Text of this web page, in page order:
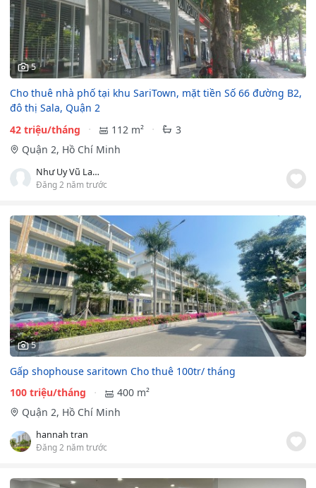
5
Cho thuê nhà phố tại khu SariTown, mặt tiền Số 66 đường B2,
đô thị Sala, Quận 2
42 triệu/tháng
112 m²
3
Quận 2, Hồ Chí Minh
Như Uy Vũ Land
Đăng 2 năm trước
5
Gấp shophouse saritown Cho thuê 100tr/ tháng
100 triệu/tháng
400 m²
Quận 2, Hồ Chí Minh
hannah tran
Đăng 2 năm trước